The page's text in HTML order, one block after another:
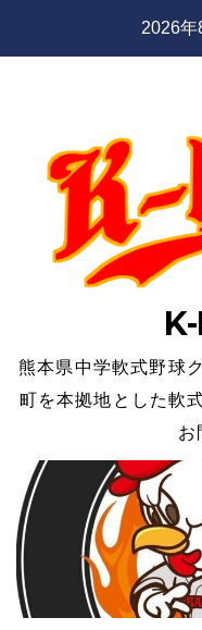
2026年
熊本県中学軟式野球
町を本拠地とした軟
お